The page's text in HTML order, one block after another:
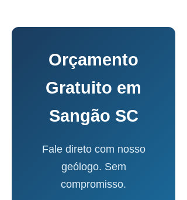
Orçamento
Gratuito em
Sangão SC
Fale direto com nosso
geólogo. Sem
compromisso.